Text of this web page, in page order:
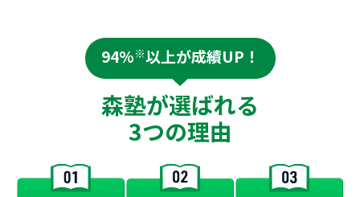
94%※以上が成績UP！
森塾が選ばれる
3つの理由